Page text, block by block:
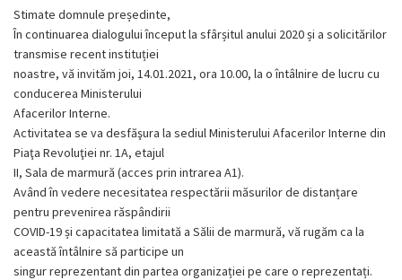
Stimate domnule președinte,
În continuarea dialogului început la sfârșitul anului 2020 și a solicitărilor
transmise recent instituției
noastre, vă invităm joi, 14.01.2021, ora 10.00, la o întâlnire de lucru cu
conducerea Ministerului
Afacerilor Interne.
Activitatea se va desfăşura la sediul Ministerului Afacerilor Interne din
Piaţa Revoluţiei nr. 1A, etajul
II, Sala de marmură (acces prin intrarea A1).
Având în vedere necesitatea respectării măsurilor de distanțare
pentru prevenirea răspândirii
COVID-19 și capacitatea limitată a Sălii de marmură, vă rugăm ca la
această întâlnire să participe un
singur reprezentant din partea organizației pe care o reprezentați.